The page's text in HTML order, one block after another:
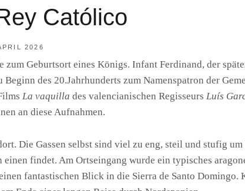
Católico
2026
BY
R
A
N
E
S
Geburtsort eines Königs. Infant Ferdinand, der
des 20.Jahrhunderts zum Namenspatron der
La vaquilla des valencianischen Regisseurs Luís
an diese Aufnahmen.
Die Gassen selbst sind viel zu eng, steil und stufig um
findet. Am Ortseingang wurde ein typisches
fantastischen Blick in die Sierra de Santo Domingo.